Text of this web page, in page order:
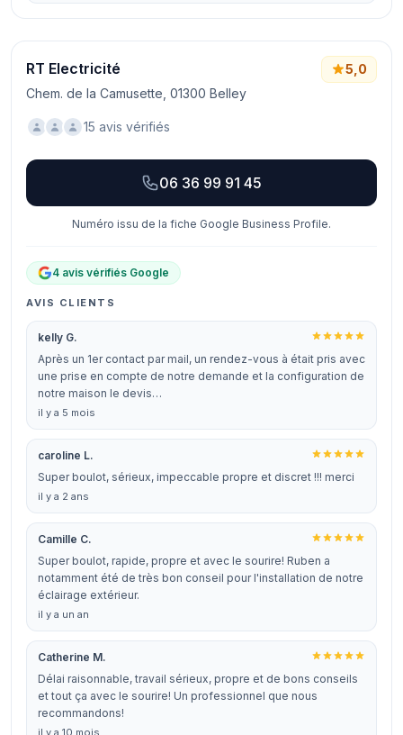
RT Electricité
Chem. de la Camusette, 01300 Belley
5,0
15 avis vérifiés
06 36 99 91 45
Numéro issu de la fiche Google Business Profile.
4 avis vérifiés Google
AVIS CLIENTS
kelly G.
Après un 1er contact par mail, un rendez-vous à était pris avec
une prise en compte de notre demande et la configuration de
notre maison le devis…
il y a 5 mois
caroline L.
Super boulot, sérieux, impeccable propre et discret !!! merci
il y a 2 ans
Camille C.
Super boulot, rapide, propre et avec le sourire! Ruben a
notamment été de très bon conseil pour l'installation de notre
éclairage extérieur.
il y a un an
Catherine M.
Délai raisonnable, travail sérieux, propre et de bons conseils
et tout ça avec le sourire! Un professionnel que nous
recommandons!
il y a 10 mois